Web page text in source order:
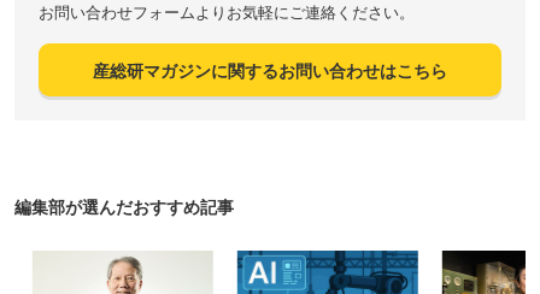
お問い合わせフォームよりお気軽にご連絡ください。
産総研マガジンに関するお問い合わせはこちら
編集部が選んだおすすめ記事